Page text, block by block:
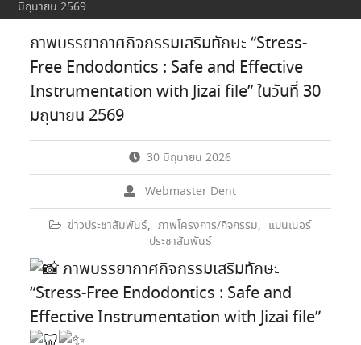
มิถุนายน 2569
ภาพบรรยากาศกิจกรรมเสริมทักษะ “Stress-
Free Endodontics : Safe and Effective
Instrumentation with Jizai file” ในวันที่ 30
มิถุนายน 2569
30 มิถุนายน 2026
Webmaster Dent
ข่าวประชาสัมพันธ์, ภาพโครงการ/กิจกรรม, แบนเนอร์
ประชาสัมพันธ์
ภาพบรรยากาศกิจกรรมเสริมทักษะ
“Stress-Free Endodontics : Safe and
Effective Instrumentation with Jizai file”